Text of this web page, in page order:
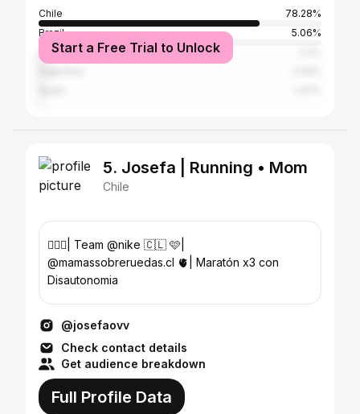
Chile
78.28%
Brazil
5.06%
United States
Start a Free Trial to Unlock
5. Josefa | Running • Mom
Chile
🏃🏼‍♀️| Team @nike 🇨🇱 🩷|
@mamassobreruedas.cl 🫀| Maratón x3 con
Disautonomia
@josefaovv
Check contact details
Get audience breakdown
Full Profile Data